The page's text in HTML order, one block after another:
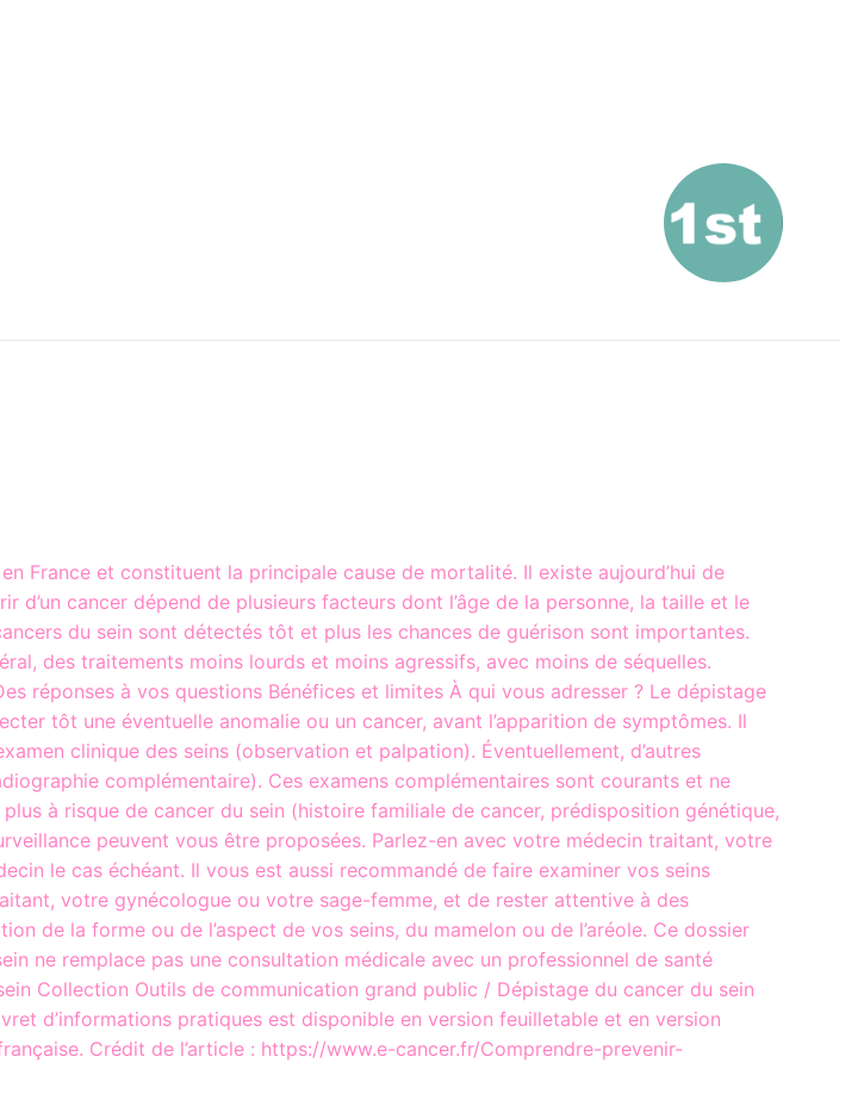
France et constituent la principale cause de mortalité. Il existe aujourd’hui de
cancer dépend de plusieurs facteurs dont l’âge de la personne, la taille et le
du sein sont détectés tôt et plus les chances de guérison sont importantes.
des traitements moins lourds et moins agressifs, avec moins de séquelles.
réponses à vos questions Bénéfices et limites À qui vous adresser ? Le dépistage
tôt une éventuelle anomalie ou un cancer, avant l’apparition de symptômes. Il
clinique des seins (observation et palpation). Éventuellement, d’autres
complémentaire). Ces examens complémentaires sont courants et ne
à risque de cancer du sein (histoire familiale de cancer, prédisposition génétique,
peuvent vous être proposées. Parlez-en avec votre médecin traitant, votre
le cas échéant. Il vous est aussi recommandé de faire examiner vos seins
votre gynécologue ou votre sage-femme, et de rester attentive à des
de la forme ou de l’aspect de vos seins, du mamelon ou de l’aréole. Ce dossier
ne remplace pas une consultation médicale avec un professionnel de santé
Collection Outils de communication grand public / Dépistage du cancer du sein
d’informations pratiques est disponible en version feuilletable et en version
Crédit de l’article : https://www.e-cancer.fr/Comprendre-prevenir-